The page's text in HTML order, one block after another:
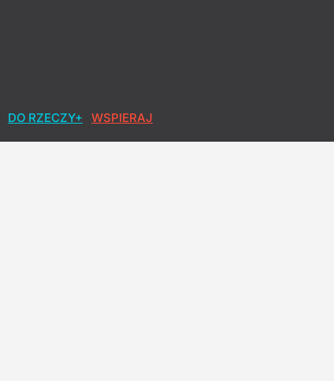
DO RZECZY+ WSPIERAJ